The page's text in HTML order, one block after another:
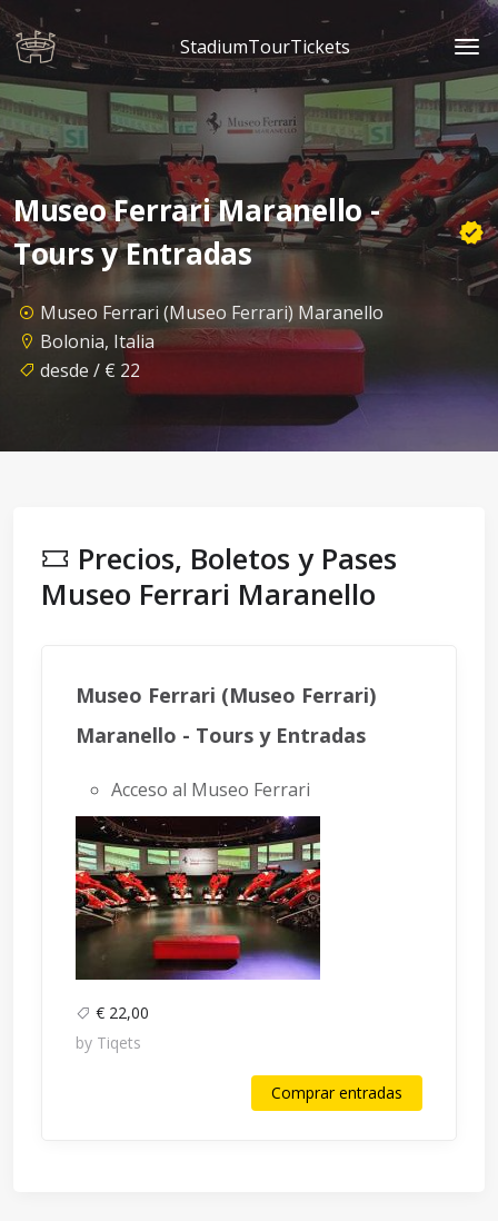
StadiumTourTickets
Museo Ferrari Maranello -
Tours y Entradas
Museo Ferrari (Museo Ferrari) Maranello
Bolonia, Italia
desde / € 22
Precios, Boletos y Pases
Museo Ferrari Maranello
Museo Ferrari (Museo Ferrari)
Maranello - Tours y Entradas
Acceso al Museo Ferrari
€ 22,00
by Tiqets
Comprar entradas